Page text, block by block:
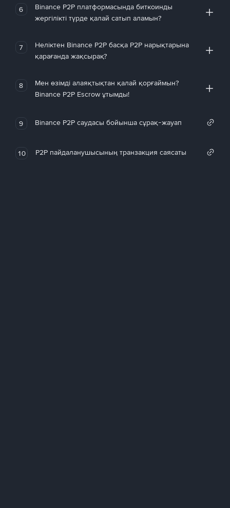
6
Binance P2P платформасында биткоинды
жергілікті түрде қалай сатып аламын?
7
Неліктен Binance P2P басқа P2P нарықтарына
қарағанда жақсырақ?
8
Мен өзімді алаяқтықтан қалай қорғаймын?
Binance P2P Escrow ұтымды!
9 Binance P2P саудасы бойынша сұрақ-жауап
10 P2P пайдаланушысының транзакция саясаты